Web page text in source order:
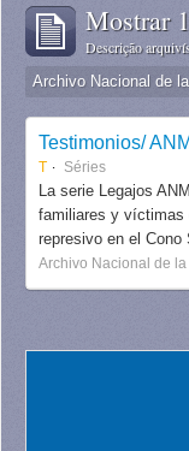
Mostrar
Descrição
Archivo Nacional de
Testimonios/
T Séries
La serie Legajos
familiares y víctimas
represivo en el Cono
Archivo Nacional de la